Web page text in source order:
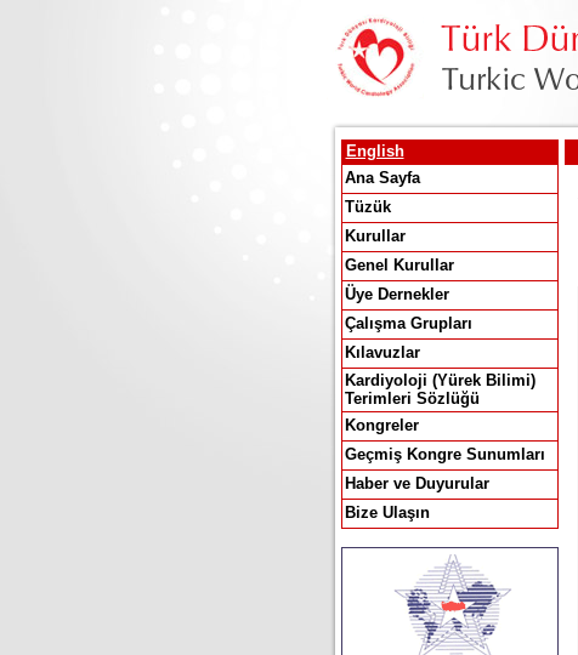
English
Ana Sayfa
Tüzük
Kurullar
Genel Kurullar
Üye Dernekler
Çalışma Grupları
Kılavuzlar
Kardiyoloji (Yürek Bilimi)
Terimleri Sözlüğü
Kongreler
Geçmiş Kongre Sunumları
Haber ve Duyurular
Bize Ulaşın